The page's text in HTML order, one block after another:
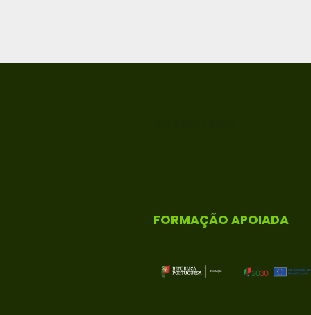
FORMAÇÃO APOIADA